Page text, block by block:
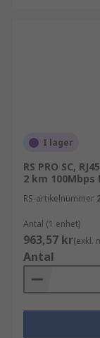
I lager
RS PRO SC,
2 km
RS-artikelnummer
Antal (1 enhet)
963,57 kr(exkl.
Antal